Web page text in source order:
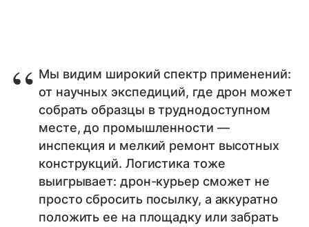
Мы видим широкий спектр применений:
от научных экспедиций, где дрон может
собрать образцы в труднодоступном
месте, до промышленности —
инспекция и мелкий ремонт высотных
конструкций. Логистика тоже
выигрывает: дрон-курьер сможет не
просто сбросить посылку, а аккуратно
положить ее на площадку или забрать